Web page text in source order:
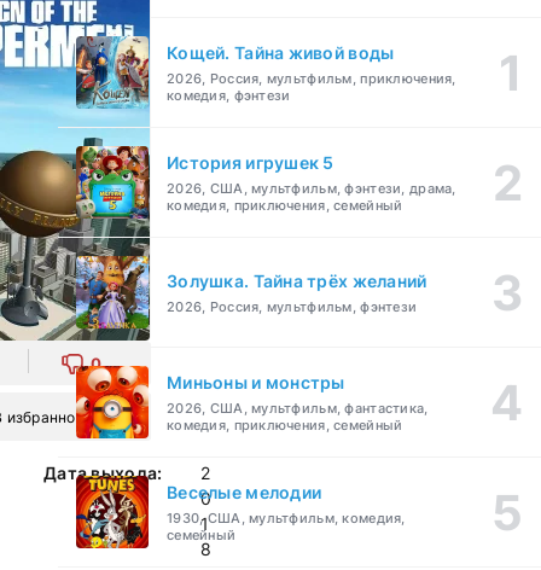
0
избранное
Дата выхода:
2
0
1
8
Кощей. Тайна живой воды
2026, Россия, мультфильм, приключения,
комедия, фэнтези
История игрушек 5
2026, США, мультфильм, фэнтези, драма,
комедия, приключения, семейный
Золушка. Тайна трёх желаний
2026, Россия, мультфильм, фэнтези
Миньоны и монстры
2026, США, мультфильм, фантастика,
комедия, приключения, семейный
Веселые мелодии
1930, США, мультфильм, комедия,
семейный